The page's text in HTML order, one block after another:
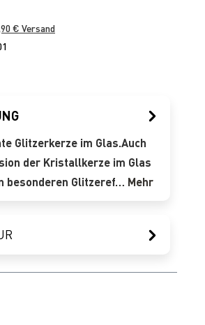
€ Versand
Glitzerkerze im Glas.Auch
der Kristallkerze im Glas
besonderen Glitzeref… Mehr